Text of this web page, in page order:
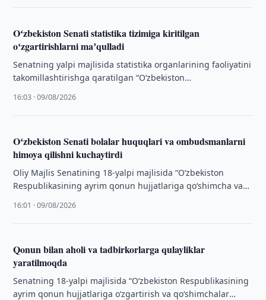
Oʻzbekiston Senati statistika tizimiga kiritilgan
oʻzgartirishlarni maʼqulladi
Senatning yalpi majlisida statistika organlarining faoliyatini
takomillashtirishga qaratilgan “Oʻzbekiston
qoʻshimchalar kiritish toʻgʻrisida”gi Qonun muhokama …
16:03 · 09/08/2026
Oʻzbekiston Senati bolalar huquqlari va ombudsmanlarni
himoya qilishni kuchaytirdi
Oliy Majlis Senatining 18-yalpi majlisida “Oʻzbekiston
Respublikasining ayrim qonun hujjatlariga qoʻshimcha va
16:01 · 09/08/2026
Qonun bilan aholi va tadbirkorlarga qulayliklar
yaratilmoqda
Senatning 18-yalpi majlisida “Oʻzbekiston Respublikasining
ayrim qonun hujjatlariga oʻzgartirish va qoʻshimchalar